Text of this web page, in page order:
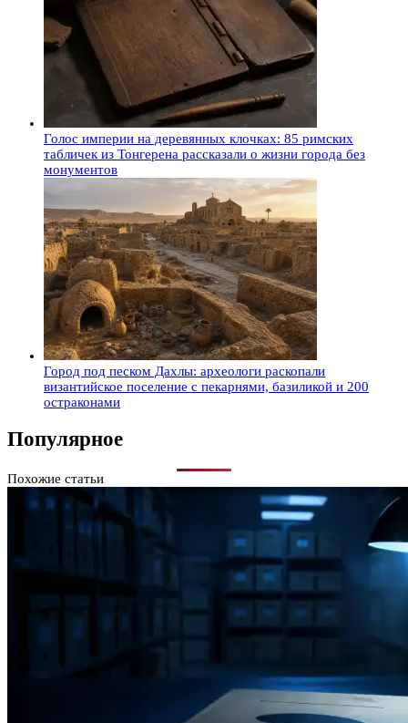
Голос империи на деревянных клочках: 85 римских
табличек из Тонгерена рассказали о жизни города без
монументов
Город под песком Дахлы: археологи раскопали
византийское поселение с пекарнями, базиликой и 200
остраконами
Популярное
Похожие статьи